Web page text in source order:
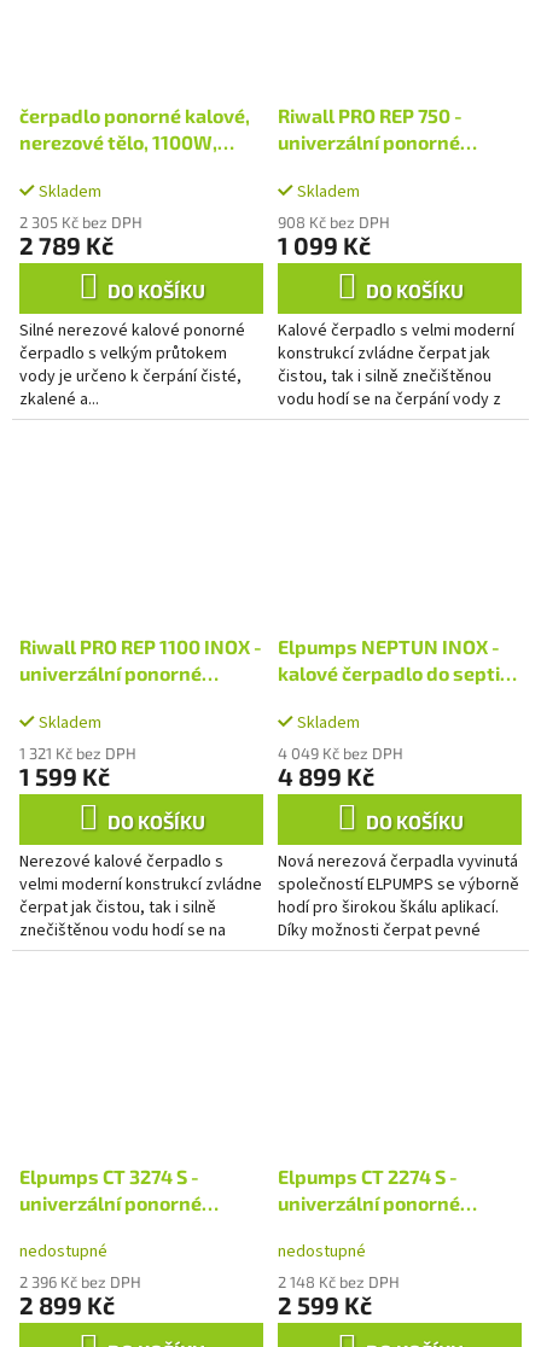
čerpadlo ponorné kalové,
nerezové tělo, 1100W,
Skladem
2 305 Kč bez DPH
2 789 Kč
DO KOŠÍKU
Silné nerezové kalové ponorné
čerpadlo s velkým průtokem
vody je určeno k čerpání čisté,
zkalené a...
Riwall PRO REP 750 -
univerzální ponorné
Skladem
908 Kč bez DPH
1 099 Kč
DO KOŠÍKU
Kalové čerpadlo s velmi moderní
konstrukcí zvládne čerpat jak
čistou, tak i silně znečištěnou
vodu hodí se na čerpání vody z
bazénů, šachet zatopených
Riwall PRO REP 1100 INOX -
univerzální ponorné
Skladem
1 321 Kč bez DPH
1 599 Kč
DO KOŠÍKU
Nerezové kalové čerpadlo s
velmi moderní konstrukcí zvládne
čerpat jak čistou, tak i silně
znečištěnou vodu hodí se na
čerpání vody z bazénů, šachet
Elpumps NEPTUN INOX -
kalové čerpadlo do septiku
Skladem
4 049 Kč bez DPH
4 899 Kč
DO KOŠÍKU
Nová nerezová čerpadla vyvinutá
společností ELPUMPS se výborně
hodí pro širokou škálu aplikací.
Díky možnosti čerpat pevné
částice až do průměru 30 mm,
Elpumps CT 3274 S -
univerzální ponorné
nedostupné
2 396 Kč bez DPH
2 899 Kč
Elpumps CT 2274 S -
univerzální ponorné
nedostupné
2 148 Kč bez DPH
2 599 Kč